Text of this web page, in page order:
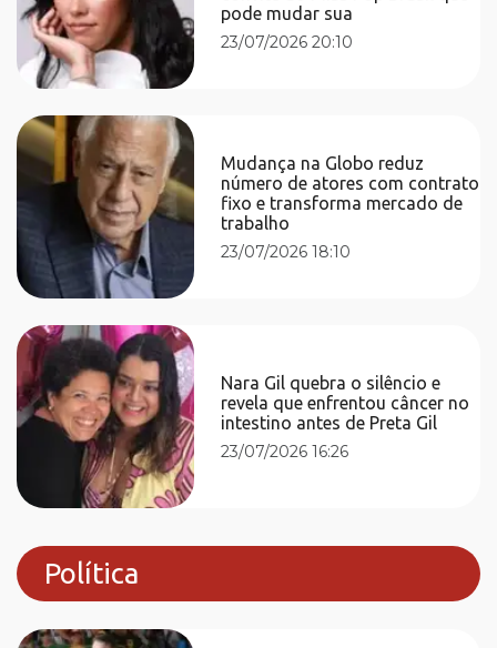
pode mudar sua
23/07/2026 20:10
Mudança na Globo reduz
número de atores com contrato
fixo e transforma mercado de
trabalho
23/07/2026 18:10
Nara Gil quebra o silêncio e
revela que enfrentou câncer no
intestino antes de Preta Gil
23/07/2026 16:26
Política